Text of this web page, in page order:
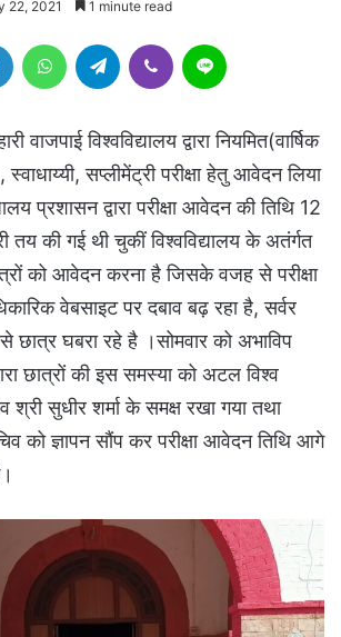
22, 2021 1 minute read
LinkedIn WhatsAppTelegram Viber
वाजपाई विश्वविद्यालय द्वारा नियमित(वार्षिक
सप्लीमेंट्री परीक्षा हेतु आवेदन लिया
प्रशासन द्वारा परीक्षा आवेदन की तिथि 12
की गई थी चुकीं विश्वविद्यालय के अतंर्गत
को आवेदन करना है जिसके वजह से परीक्षा
वेबसाइट पर दबाव बढ़ रहा है, सर्वर
छात्र घबरा रहे है ।सोमवार को अभाविप
छात्रों की इस समस्या को अटल विश्व
श्री सुधीर शर्मा के समक्ष रखा गया तथा
को ज्ञापन सौंप कर परीक्षा आवेदन तिथि आगे